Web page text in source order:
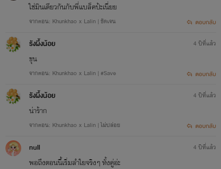
ใช่มินเดียวกันกับพี่แบล็คป้ะเนี่ยย
จากตอน: Khunkhao x Lalin | ชัดเจน ตอบกลับ
รังผึ้งน้อย
ขุน
จากตอน: Khunkhao x Lalin | #Save
4 ปีที่แล้ว
ตอบกลับ
รังผึ้งน้อย
น่าร้าก
จากตอน: Khunkhao x Lalin | ไม่ปล่อย
4 ปีที่แล้ว
ตอบกลับ
null
พอถึงตอนนี้เริ่มลำใยจริงๆ ทั้งคู่อ่ะ
4 ปีที่แล้ว